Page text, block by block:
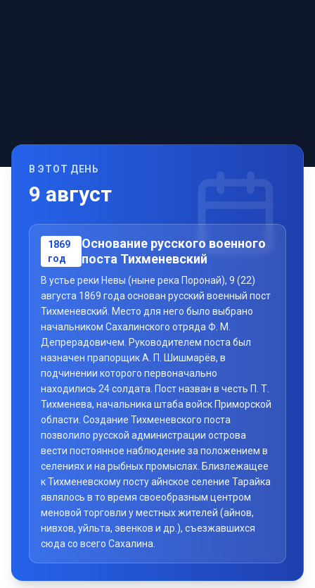
В ЭТОТ ДЕНЬ
9 август
1869
год
Основание русского военного
поста Тихменевский
В устье реки Невы (ныне река Поронай), 9 (22)
августа 1869 года основан русский военный пост
Тихменевский. Место для него было выбрано
начальником Сахалинского отряда Ф. М.
Депрерадовичем. Руководителем поста был
назначен прапорщик А. П. Шишмарёв, в
подчинении которого первоначально
находились 24 солдата. Пост назван в честь П. Т.
Тихменева, начальника штаба войск Приморской
области. Создание Тихменевского поста
позволило русской администрации острова
вести постоянное наблюдение за положением в
селениях и на рыбных промыслах. Близлежащее
к Тихменевскому посту айнское селение Тарайка
являлось в то время своеобразным центром
меновой торговли у местных жителей (айнов,
нивхов, уйльта, эвенков и др.), съезжавшихся
сюда со всего Сахалина.